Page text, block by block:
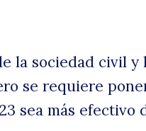
la sociedad civil y
se requiere
sea más efectivo